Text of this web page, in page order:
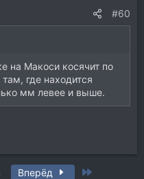
#60
на Макоси косячит по
где находится
мм левее и выше.
Вперёд